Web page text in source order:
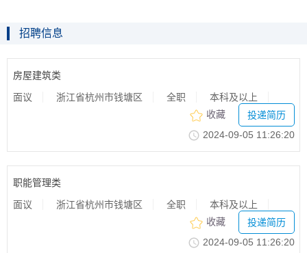
招聘信息
房屋建筑类
面议 浙江省杭州市钱塘区 全职 本科及以上
收藏
投递简历
2024-09-0511:26:20
职能管理类
面议 浙江省杭州市钱塘区 全职 本科及以上
收藏
投递简历
2024-09-0511:26:20